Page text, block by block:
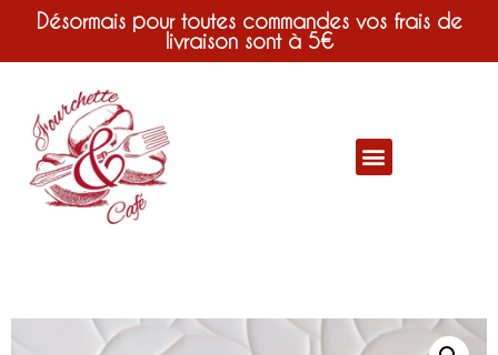
Désormais pour toutes commandes vos frais de
livraison sont à 5€